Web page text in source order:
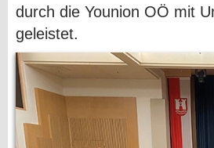
durch die Younion OÖ mit
geleistet.